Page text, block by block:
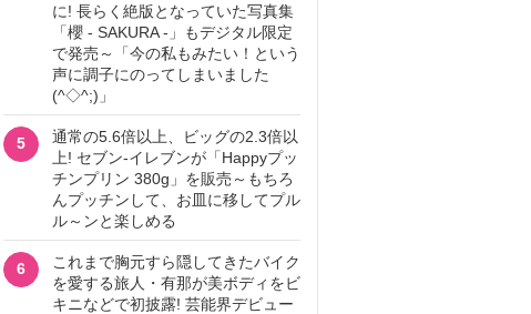
に! 長らく絶版となっていた写真集
「櫻 - SAKURA -」もデジタル限定
で発売～「今の私もみたい！という
声に調子にのってしまいました
(^◇^;)」
5
通常の5.6倍以上、ビッグの2.3倍以
上! セブン‐イレブンが「Happyプッ
チンプリン 380g」を販売～もちろ
んプッチンして、お皿に移してプル
ル～ンと楽しめる
6
これまで胸元すら隠してきたバイク
を愛する旅人・有那が美ボディをビ
キニなどで初披露! 芸能界デビュー